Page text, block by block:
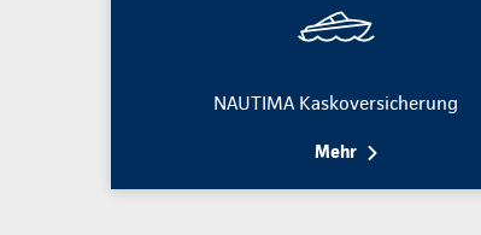
NAUTIMA Kaskoversicherung
Mehr